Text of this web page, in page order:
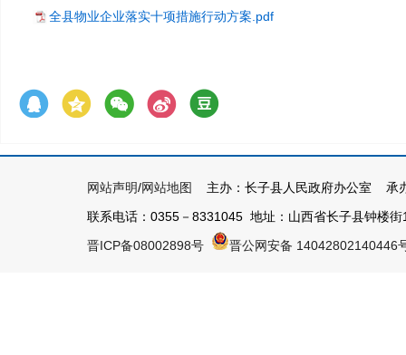
全县物业企业落实十项措施行动方案.pdf
网站声明/网站地图
主办：长子县人民政府办公室 承
联系电话：0355－8331045 地址：山西省长子县钟楼
晋ICP备08002898号
晋公网安备 14042802140446